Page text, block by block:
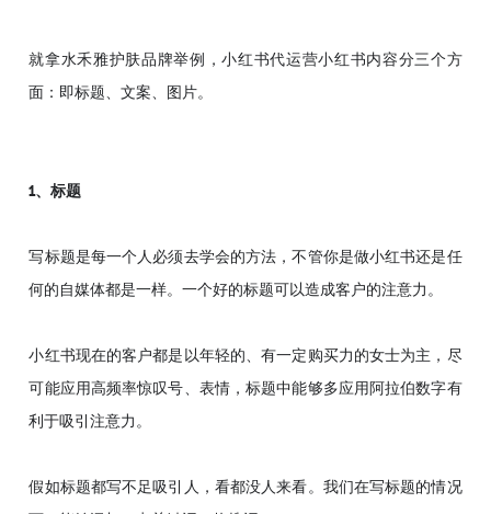
就拿水禾雅护肤品牌举例，小红书代运营小红书内容分三个方
面：即标题、文案、图片。
1、标题
写标题是每一个人必须去学会的方法，不管你是做小红书还是任
何的自媒体都是一样。一个好的标题可以造成客户的注意力。
小红书现在的客户都是以年轻的、有一定购买力的女士为主，尽
可能应用高频率惊叹号、表情，标题中能够多应用阿拉伯数字有
利于吸引注意力。
假如标题都写不足吸引人，看都没人来看。我们在写标题的情况